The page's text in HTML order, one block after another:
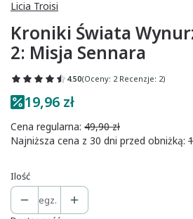
Licia Troisi
Kroniki Świata
2: Misja Sennara
4.50(Oceny: 2 Recenzje: 2)
19,96 zł
Cena regularna: 49,90 zł
Najniższa cena z 30 dni przed obniżką:
Ilość
egz.